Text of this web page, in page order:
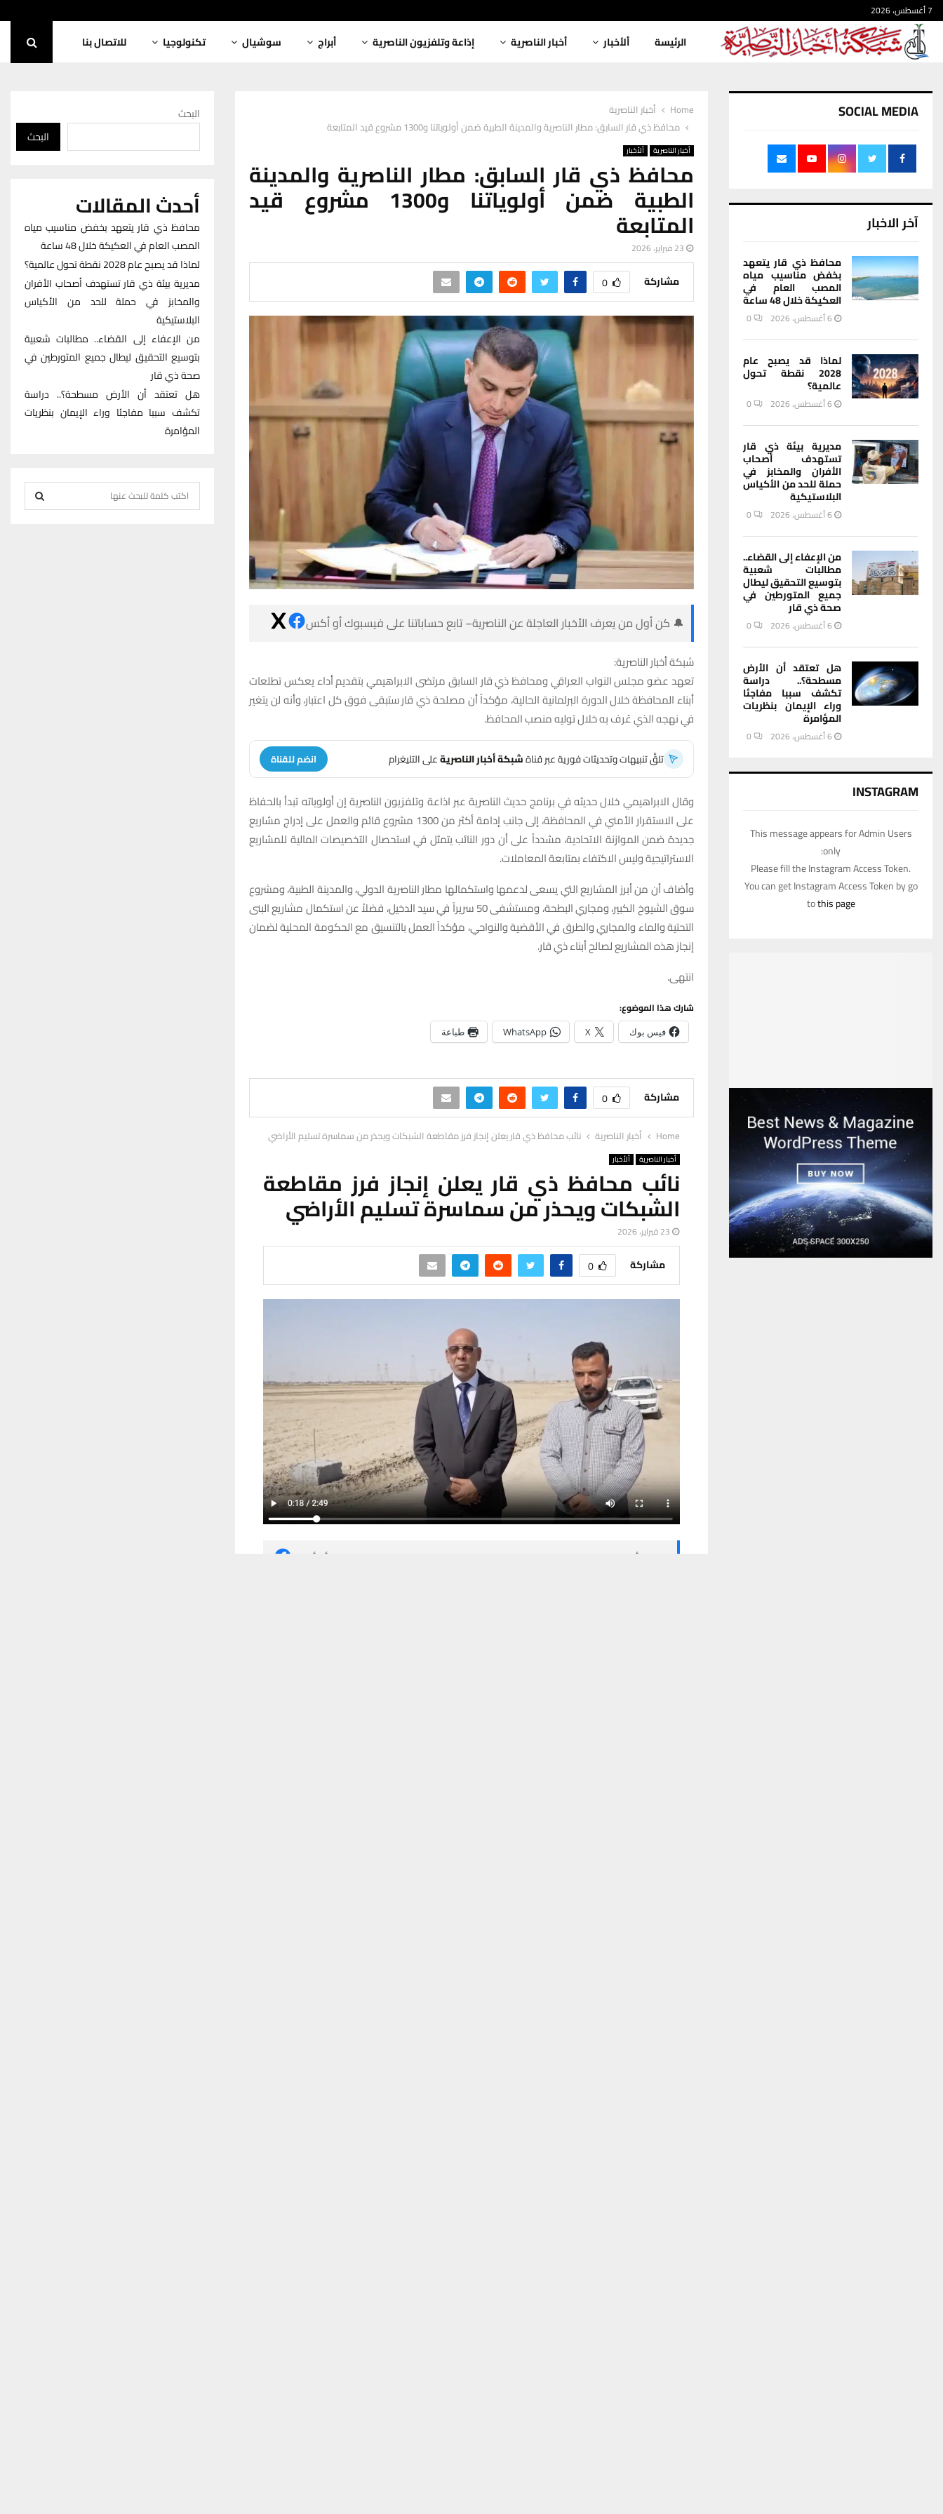
7 أغسطس، 2026
الرئيسة ألأخبار أخبار الناصرية إذاعة وتلفزيون الناصرية أبراج سوشيال تكنولوجيا للاتصال بنا
Home
أخبار الناصرية
محافظ ذي قار السابق: مطار الناصرية والمدينة الطبية ضمن أولوياتنا و1300 مشروع قيد المتابعة
أخبار الناصرية ألأخبار
محافظ ذي قار السابق: مطار الناصرية والمدينة
الطبية ضمن أولوياتنا و1300 مشروع قيد
المتابعة
23 فبراير، 2026
مشاركة 0
🔔 كن أول من يعرف الأخبار العاجلة عن الناصرية– تابع حساباتنا على فيسبوك أو أكس
شبكة أخبار الناصرية:
تعهد عضو مجلس النواب العراقي ومحافظ ذي قار السابق مرتضى الابراهيمي بتقديم أداء يعكس تطلعات
أبناء المحافظة خلال الدورة البرلمانية الحالية، مؤكداً أن مصلحة ذي قار ستبقى فوق كل اعتبار، وأنه لن يتغير
في نهجه الذي عُرف به خلال توليه منصب المحافظ.
تلقَّ تنبيهات وتحديثات فورية عبر قناةشبكة أخبار الناصريةعلى التليغرام انضم للقناة
وقال الابراهيمي خلال حديثه في برنامج حديث الناصرية عبر اذاعة وتلفزيون الناصرية إن أولوياته تبدأ بالحفاظ
على الاستقرار الأمني في المحافظة، إلى جانب إدامة أكثر من 1300 مشروع قائم والعمل على إدراج مشاريع
جديدة ضمن الموازنة الاتحادية، مشدداً على أن دور النائب يتمثل في استحصال التخصيصات المالية للمشاريع
الاستراتيجية وليس الاكتفاء بمتابعة المعاملات.
وأضاف أن من أبرز المشاريع التي يسعى لدعمها واستكمالها مطار الناصرية الدولي، والمدينة الطبية، ومشروع
سوق الشيوخ الكبير، ومجاري البطحة، ومستشفى 50 سريراً في سيد الدخيل، فضلاً عن استكمال مشاريع البنى
التحتية والماء والمجاري والطرق في الأقضية والنواحي، مؤكداً العمل بالتنسيق مع الحكومة المحلية لضمان
إنجاز هذه المشاريع لصالح أبناء ذي قار.
انتهى.
شارك هذا الموضوع:
فيس بوك X
WhatsApp طباعة
مشاركة 0
Home أخبار الناصرية نائب محافظ ذي قار يعلن إنجاز فرز مقاطعة الشبكات ويحذر من سماسرة تسليم الأراضي
أخبار الناصرية ألأخبار
نائب محافظ ذي قار يعلن إنجاز فرز مقاطعة
الشبكات ويحذر من سماسرة تسليم الأراضي
23 فبراير، 2026
مشاركة 0
🔔 كن أول من يعرف الأخبار العاجلة عن الناصرية– تابع حساباتنا على فيسبوك أو أكس
SOCIAL MEDIA
آخر الاخبار
محافظ ذي قار يتعهد
بخفض مناسيب مياه
المصب العام في
العكيكة خلال 48 ساعة
6 أغسطس، 2026 0
لماذا قد يصبح عام
2028 نقطة تحول
عالمية؟
6 أغسطس، 2026 0
مديرية بيئة ذي قار
تستهدف أصحاب
الأفران والمخابز في
حملة للحد من الأكياس
البلاستيكية
6 أغسطس، 2026 0
من الإعفاء إلى القضاء..
مطالبات شعبية
بتوسيع التحقيق ليطال
جميع المتورطين في
صحة ذي قار
6 أغسطس، 2026 0
هل تعتقد أن الأرض
مسطحة؟.. دراسة
تكشف سببا مفاجئا
وراء الإيمان بنظريات
المؤامرة
6 أغسطس، 2026 0
INSTAGRAM
This message appears for Admin Users
only:
Please fill the Instagram Access Token.
You can get Instagram Access Token by go
tothis page
البحث
البحث
أحدث المقالات
محافظ ذي قار يتعهد بخفض مناسيب مياه
المصب العام في العكيكة خلال 48 ساعة
لماذا قد يصبح عام 2028 نقطة تحول عالمية؟
مديرية بيئة ذي قار تستهدف أصحاب الأفران
والمخابز في حملة للحد من الأكياس
البلاستيكية
من الإعفاء إلى القضاء.. مطالبات شعبية
بتوسيع التحقيق ليطال جميع المتورطين في
صحة ذي قار
هل تعتقد أن الأرض مسطحة؟.. دراسة
تكشف سببا مفاجئا وراء الإيمان بنظريات
المؤامرة
e